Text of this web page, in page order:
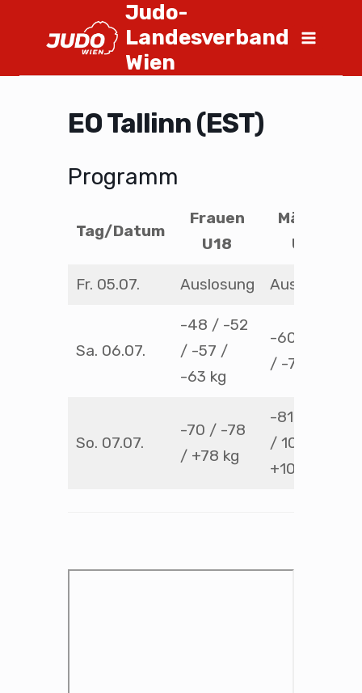
Judo-
Landesverband
Wien
EO Tallinn (EST)
Programm
Tag/Datum
Frauen
U18
Männer
U18
Fr. 05.07. Auslosung Auslosung
Sa. 06.07.
-48 / -52
/ -57 /
-63 kg
-60 / -66
/ -73 kg
So. 07.07.
-70 / -78
/ +78 kg
-81 / -90
/ 100 /
+100 kg